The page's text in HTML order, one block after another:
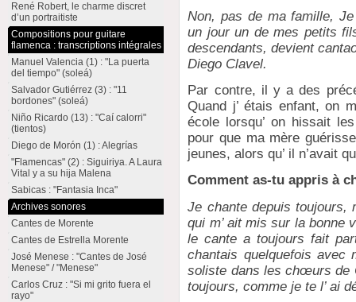
Non, pas de ma famille,
un jour un de mes petits
descendants, devient
Diego Clavel.
Par contre, il y a des
Quand j’ étais enfant, on
école lorsqu’ on hissait
pour que ma mère
jeunes, alors qu’ il n’avait
Comment as-tu appris à
Je chante depuis toujours,
qui m’ ait mis sur la bonne
le cante a toujours fait
chantais quelquefois avec
soliste dans les chœurs de
toujours, comme je te l’ ai
René Robert, le charme discret
d’un portraitiste
Compositions pour guitare
flamenca : transcriptions intégrales
Manuel Valencia (1) : "La puerta
del tiempo" (soleá)
Salvador Gutiérrez (3) : "11
bordones" (soleá)
Niño Ricardo (13) : "Caí calorri"
(tientos)
Diego de Morón (1) : Alegrías
"Flamencas" (2) : Siguiriya. A Laura
Vital y a su hija Malena
Sabicas : "Fantasia Inca"
Archives sonores
Cantes de Morente
Cantes de Estrella Morente
José Menese : "Cantes de José
Menese" / "Menese"
Carlos Cruz : "Si mi grito fuera el
rayo"